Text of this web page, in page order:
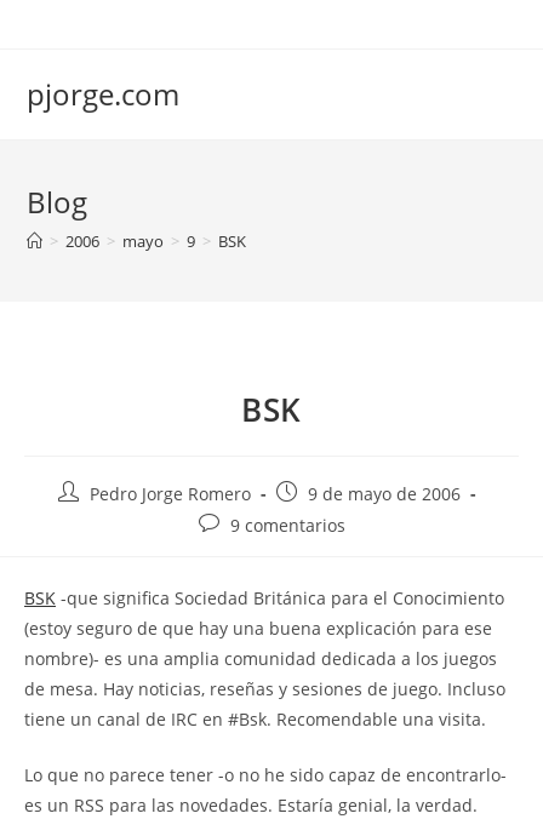
pjorge.com
Blog
> 2006 > mayo > 9 > BSK
BSK
AutorPedro Jorge Romero
Publicación
de
9 de mayo de 2006
Comentarios
entrada:
9 comentarios
BSK -que significa Sociedad Británica para el Conocimiento
(estoy seguro de que hay una buena explicación para ese
nombre)- es una amplia comunidad dedicada a los juegos
de mesa. Hay noticias, reseñas y sesiones de juego. Incluso
tiene un canal de IRC en #Bsk. Recomendable una visita.
Lo que no parece tener -o no he sido capaz de encontrarlo-
es un RSS para las novedades. Estaría genial, la verdad.